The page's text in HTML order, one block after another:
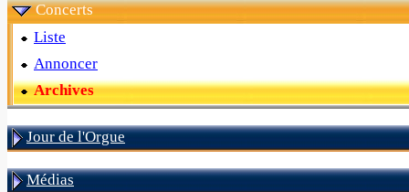
Concerts
Liste
Annoncer
Archives
Jour de l'Orgue
Médias